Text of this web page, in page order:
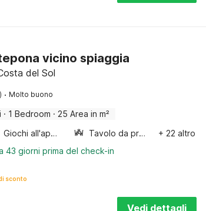
vicino spiaggia
del Sol
· Molto buono
· 1 Bedroom · 25 Area in m²
Giochi all'aperto Tavolo da pranzo
+ 22 altro
43 giorni prima del check-in
sconto
Vedi dettagli